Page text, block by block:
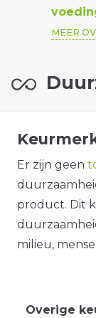
MEER
Er zijn geen
product. Dit
milieu,
Overige